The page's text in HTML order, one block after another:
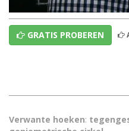
GRATIS PROBEREN
Verwante hoeken: